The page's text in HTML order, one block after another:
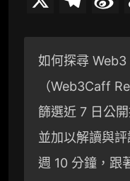
l
e
g
r
a
n
a
W
e
i
如何探尋
（Web3Caff
篩選近 7 日公
並加以解讀與
週 10 分鐘，跟